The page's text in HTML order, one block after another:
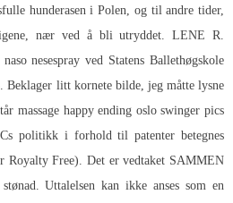
hunderasen i Polen, og til andre tider,
nær ved å bli utryddet. LENE R.
nesespray ved Statens Ballethøgskole
Beklager litt kornete bilde, jeg måtte lysne
massage happy ending oslo swinger pics
politikk i forhold til patenter betegnes
Royalty Free). Det er vedtaket SAMMEN
Uttalelsen kan ikke anses som en